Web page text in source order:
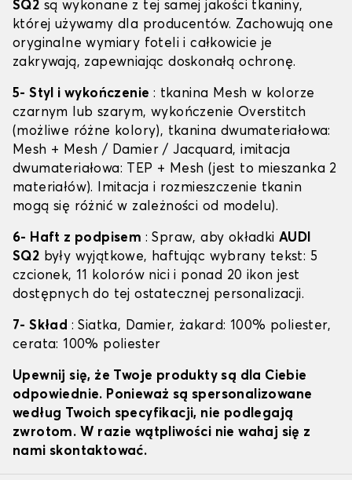
SQ2 są wykonane z tej samej jakości tkaniny,
której używamy dla producentów. Zachowują one
oryginalne wymiary foteli i całkowicie je
zakrywają, zapewniając doskonałą ochronę.
5- Styl i wykończenie : tkanina Mesh w kolorze
czarnym lub szarym, wykończenie Overstitch
(możliwe różne kolory), tkanina dwumateriałowa:
Mesh + Mesh / Damier / Jacquard, imitacja
dwumateriałowa: TEP + Mesh (jest to mieszanka 2
materiałów). Imitacja i rozmieszczenie tkanin
mogą się różnić w zależności od modelu).
6- Haft z podpisem : Spraw, aby okładkiAUDI
SQ2 były wyjątkowe, haftując wybrany tekst: 5
czcionek, 11 kolorów nici i ponad 20 ikon jest
dostępnych do tej ostatecznej personalizacji.
7- Skład : Siatka, Damier, żakard: 100% poliester,
cerata: 100% poliester
Upewnij się, że Twoje produkty są dla Ciebie
odpowiednie. Ponieważ są spersonalizowane
według Twoich specyfikacji, nie podlegają
zwrotom. W razie wątpliwości nie wahaj się z
nami skontaktować.